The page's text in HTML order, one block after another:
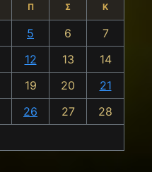
Π Σ Κ
5 6
7
12 13
14
19 20
21
26 27
28